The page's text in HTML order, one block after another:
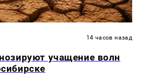
14 часов назад
учащение волн